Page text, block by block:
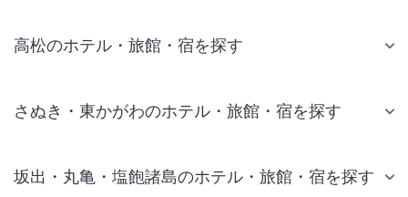
高松のホテル・旅館・宿を探す
さぬき・東かがわのホテル・旅館・宿を探す
坂出・丸亀・塩飽諸島のホテル・旅館・宿を探す